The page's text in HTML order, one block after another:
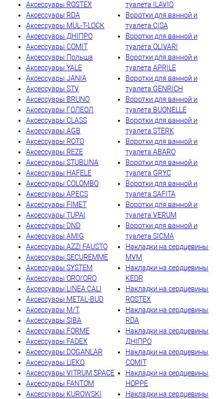
Аксессуары ROSTEX
Аксессуары RDA
Аксессуары MUL-T-LOCK
Аксессуары ДНІПРО
Аксессуары COMIT
Аксессуары Польша
Аксессуары YALE
Аксессуары JANIA
Аксессуары STV
Аксессуары BRUNO
Аксессуары ГОЛЕОЛ
Аксессуары CLASS
Аксессуары AGB
Аксессуары ROTO
Аксессуары REZE
Аксессуары STUBLINA
Аксессуары HAFELE
Аксессуары COLOMBO
Аксессуары APECS
Аксессуары FIMET
Аксессуары TUPAI
Аксессуары DND
Аксессуары AMIG
Аксессуары AZZI FAUSTO
Аксессуары SECUREMME
Аксессуары SYSTEM
Аксессуары ORO/ORO
Аксессуары LINEA CALI
Аксессуары METAL-BUD
Аксессуары M/T
Аксессуары SIBA
Аксессуары FORME
Аксессуары FADEX
Аксессуары DOGANLAR
Аксессуары ЦЕКО
Аксессуары VITRUM SPACE
Аксессуары FANTOM
Аксессуары KUROWSKI
туалета ILAVIO
Воротки для ванной и
туалета CISA
Воротки для ванной и
туалета OLIVARI
Воротки для ванной и
туалета APRILE
Воротки для ванной и
туалета GENRICH
Воротки для ванной и
туалета BUONELLE
Воротки для ванной и
туалета STERK
Воротки для ванной и
туалета ABARO
Воротки для ванной и
туалета GRYC
Воротки для ванной и
туалета SAFITA
Воротки для ванной и
туалета VERUM
Воротки для ванной и
туалета SICMA
Накладки на сердцевины
MVM
Накладки на сердцевины
KEDR
Накладки на сердцевины
ROSTEX
Накладки на сердцевины
RDA
Накладки на сердцевины
ДНІПРО
Накладки на сердцевины
COMIT
Накладки на сердцевины
HOPPE
Накладки на сердцевины